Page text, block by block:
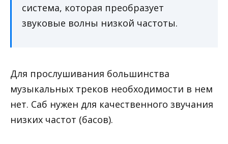
система, которая преобразует
звуковые волны низкой частоты.
Для прослушивания большинства
музыкальных треков необходимости в нем
нет. Саб нужен для качественного звучания
низких частот (басов).